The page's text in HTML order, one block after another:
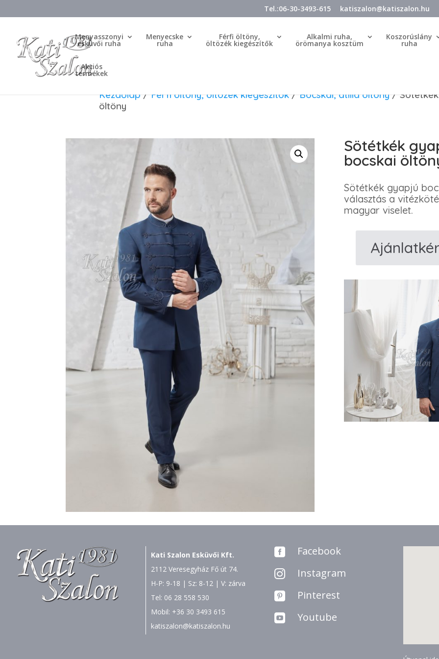
Tel.:06-30-3493-615 katiszalon@katiszalon.hu
Menyasszonyi
esküvői ruha
Menyecske
ruha
Férfi öltöny,
öltözék kiegészítők
Alkalmi ruha,
örömanya kosztüm
Koszorúslány
ruha
Akciós
termékek
Kezdőlap/Férfi öltöny, öltözék kiegészítők/Bocskai, atilla öltöny/ Sötétkék
öltöny
Sötétkék
bocskai
Sötétkék gyapjú
választás a
magyar viselet.
Sötétkék
gyapjú
bocskai
mennyiség
Kati Szalon Esküvői Kft.
2112 Veresegyház Fő út 74.
H-P: 9-18 | Sz: 8-12 | V: zárva
Tel: 06 28 558 530
Mobil: +36 30 3493 615
katiszalon@katiszalon.hu
 Facebook
 Instagram
 Pinterest
 Youtube